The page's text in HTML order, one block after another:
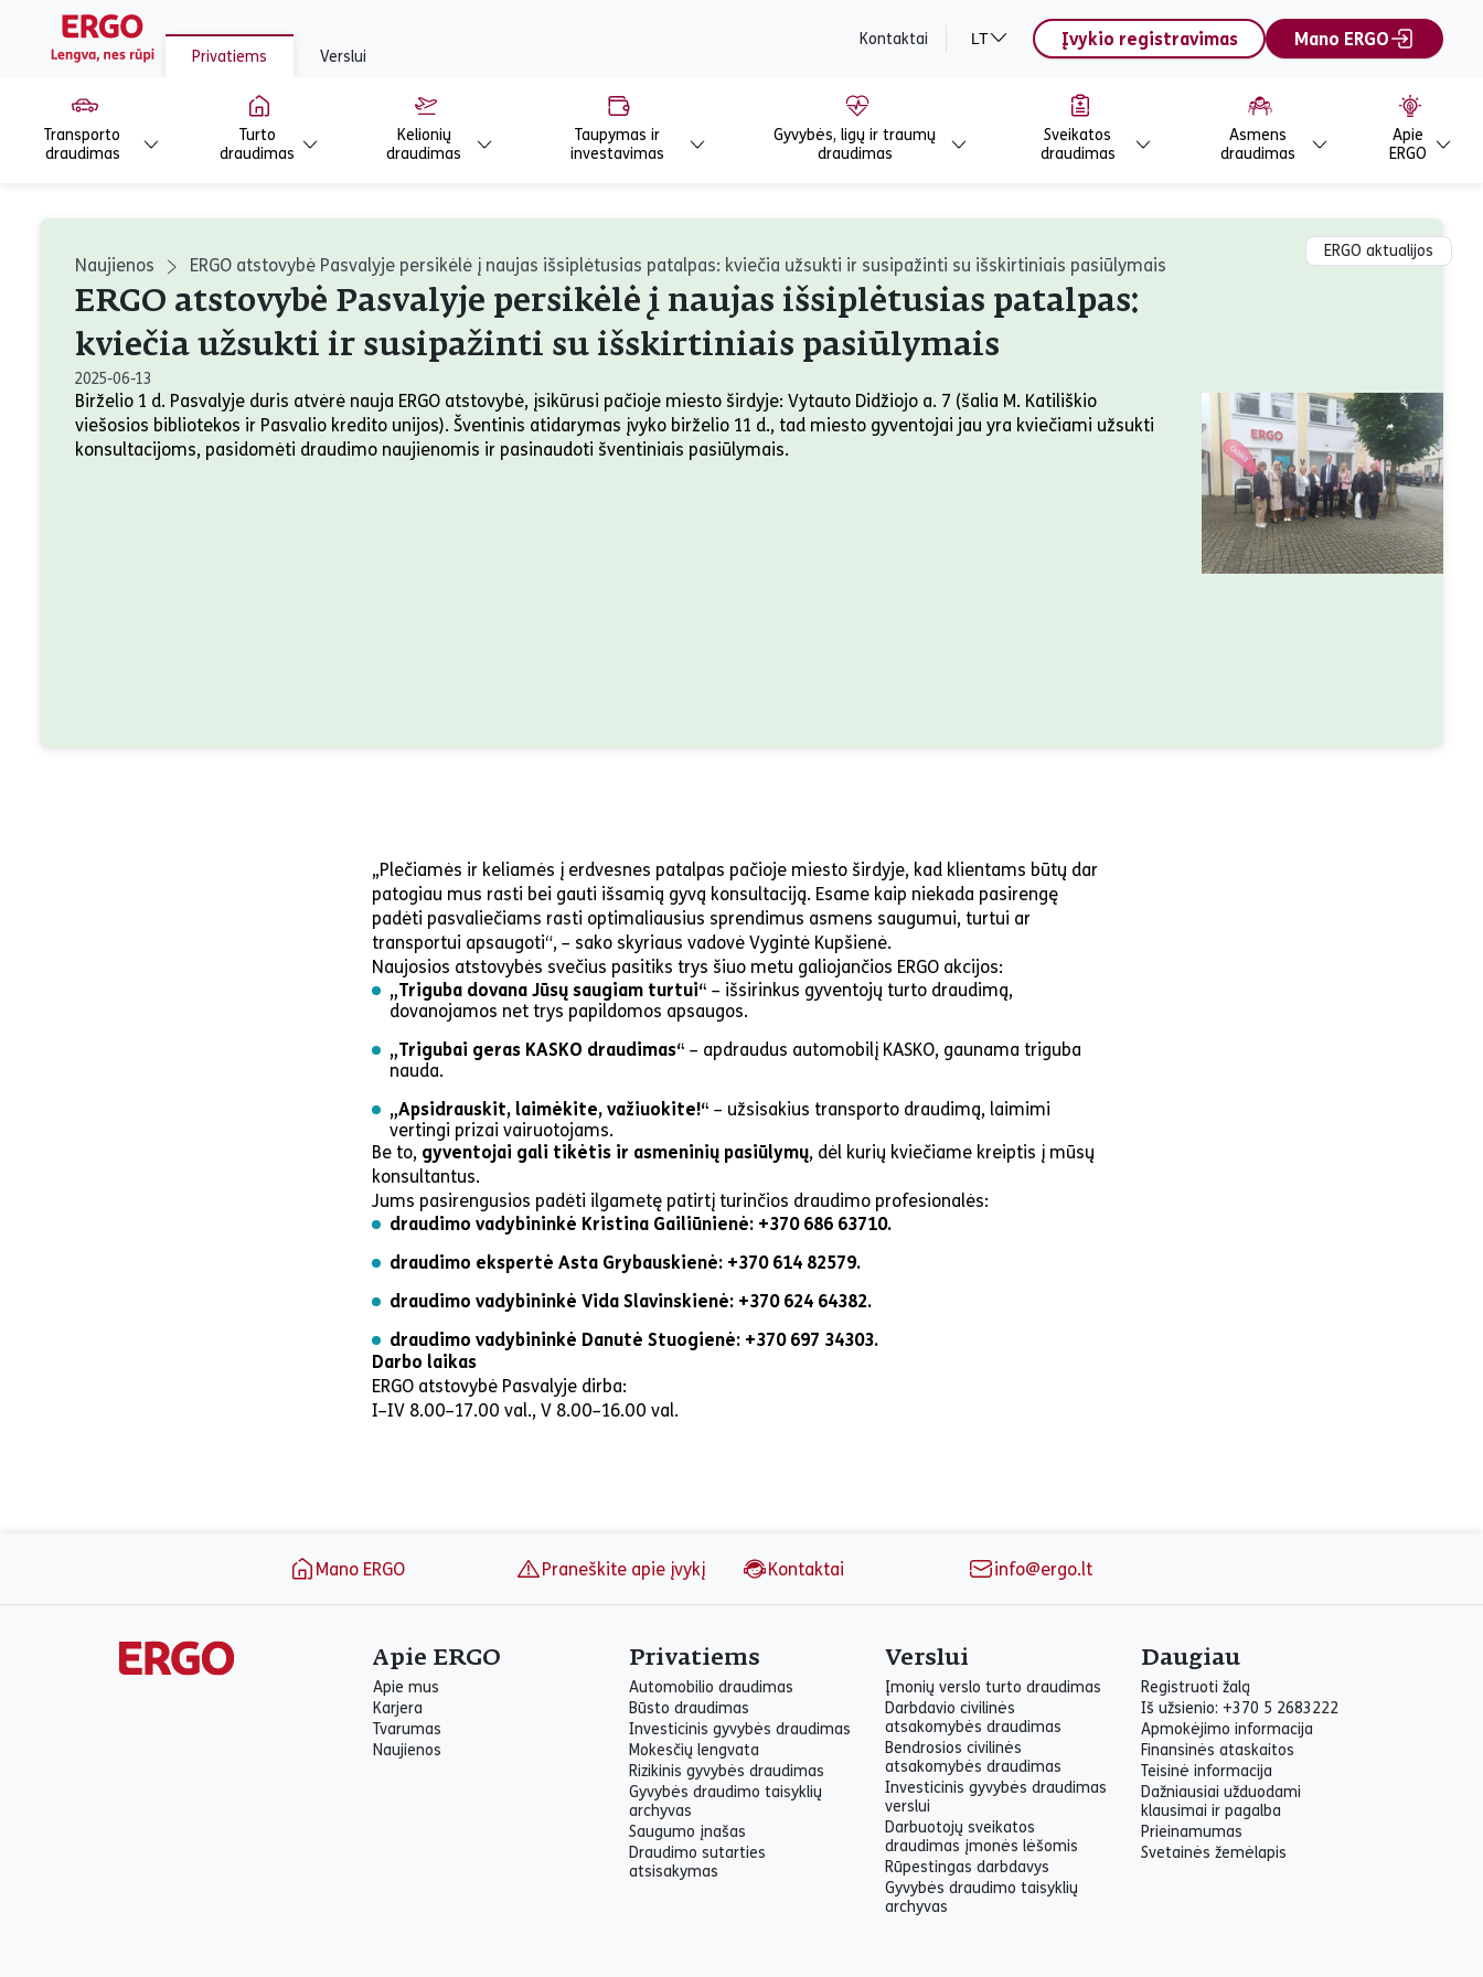
Privatiems Verslui
Kontaktai LT Įvykio registravimas Mano ERGO
Transporto
draudimas
Turto
draudimas
Kelionių
draudimas
Taupymas ir
investavimas
Gyvybės, ligų ir traumų
draudimas
Sveikatos
draudimas
Asmens
draudimas
Apie
ERGO
Naujienos ERGO atstovybė Pasvalyje persikėlė į naujas išsiplėtusias patalpas: kviečia užsukti ir susipažinti su išskirtiniais pasiūlymais
ERGO atstovybė Pasvalyje persikėlė į naujas išsiplėtusias patalpas:
kviečia užsukti ir susipažinti su išskirtiniais pasiūlymais
2025-06-13
Birželio 1 d. Pasvalyje duris atvėrė nauja ERGO atstovybė, įsikūrusi pačioje miesto širdyje: Vytauto Didžiojo a. 7 (šalia M. Katiliškio
viešosios bibliotekos ir Pasvalio kredito unijos). Šventinis atidarymas įvyko birželio 11 d., tad miesto gyventojai jau yra kviečiami užsukti
konsultacijoms, pasidomėti draudimo naujienomis ir pasinaudoti šventiniais pasiūlymais.
ERGO aktualijos
„Plečiamės ir keliamės į erdvesnes patalpas pačioje miesto širdyje, kad klientams būtų dar
patogiau mus rasti bei gauti išsamią gyvą konsultaciją. Esame kaip niekada pasirengę
padėti pasvaliečiams rasti optimaliausius sprendimus asmens saugumui, turtui ar
transportui apsaugoti“, – sako skyriaus vadovė Vygintė Kupšienė.
Naujosios atstovybės svečius pasitiks trys šiuo metu galiojančios ERGO akcijos:
„Triguba dovana Jūsų saugiam turtui“ – išsirinkus gyventojų turto draudimą,
dovanojamos net trys papildomos apsaugos.
„Trigubai geras KASKO draudimas“ – apdraudus automobilį KASKO, gaunama triguba
nauda.
„Apsidrauskit, laimėkite, važiuokite!“ – užsisakius transporto draudimą, laimimi
vertingi prizai vairuotojams.
Be to, gyventojai gali tikėtis ir asmeninių pasiūlymų, dėl kurių kviečiame kreiptis į mūsų
konsultantus.
Jums pasirengusios padėti ilgametę patirtį turinčios draudimo profesionalės:
draudimo vadybininkė Kristina Gailiūnienė: +370 686 63710.
draudimo ekspertė Asta Grybauskienė: +370 614 82579.
draudimo vadybininkė Vida Slavinskienė: +370 624 64382.
draudimo vadybininkė Danutė Stuogienė: +370 697 34303.
Darbo laikas
ERGO atstovybė Pasvalyje dirba:
I–IV 8.00–17.00 val., V 8.00–16.00 val.
Puslapio apačiaMano ERGO Praneškite apie įvykį Kontaktai info@ergo.lt
Apie ERGO
Apie mus
Karjera
Tvarumas
Naujienos
Privatiems
Automobilio draudimas
Būsto draudimas
Investicinis gyvybės draudimas
Mokesčių lengvata
Rizikinis gyvybės draudimas
Gyvybės draudimo taisyklių
archyvas
Saugumo įnašas
Draudimo sutarties
atsisakymas
Verslui
Įmonių verslo turto draudimas
Darbdavio civilinės
atsakomybės draudimas
Bendrosios civilinės
atsakomybės draudimas
Investicinis gyvybės draudimas
verslui
Darbuotojų sveikatos
draudimas įmonės lėšomis
Rūpestingas darbdavys
Gyvybės draudimo taisyklių
archyvas
Daugiau
Registruoti žalą
Iš užsienio: +370 5 2683222
Apmokėjimo informacija
Finansinės ataskaitos
Teisinė informacija
Dažniausiai užduodami
klausimai ir pagalba
Prieinamumas
Svetainės žemėlapis